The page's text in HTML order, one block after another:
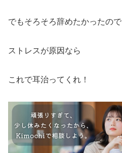
でもそろそろ辞めたかったの
ストレスが原因なら
これで耳治ってくれ！